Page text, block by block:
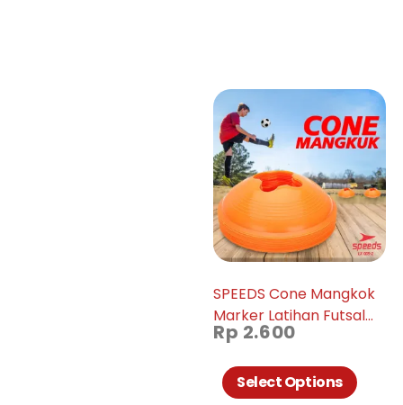
SPEEDS Cone Mangkok
Marker Latihan Futsal
LX005-02
Rp 2.600
Select Options